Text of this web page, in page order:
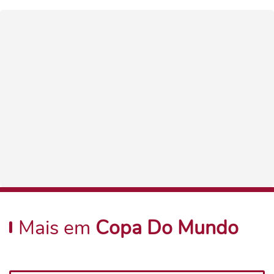
Mais em Copa Do Mundo